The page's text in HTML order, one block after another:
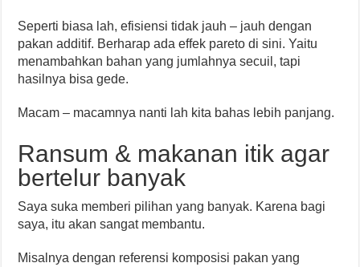
Seperti biasa lah, efisiensi tidak jauh – jauh dengan
pakan additif. Berharap ada effek pareto di sini. Yaitu
menambahkan bahan yang jumlahnya secuil, tapi
hasilnya bisa gede.
Macam – macamnya nanti lah kita bahas lebih panjang.
Ransum & makanan itik agar
bertelur banyak
Saya suka memberi pilihan yang banyak. Karena bagi
saya, itu akan sangat membantu.
Misalnya dengan referensi komposisi pakan yang